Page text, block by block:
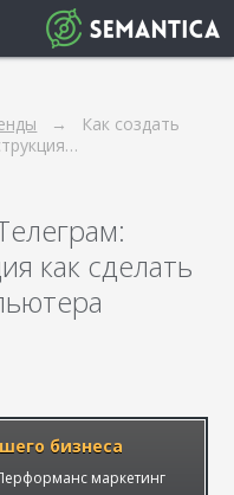
Как создать
как сделать
бизнеса
маркетинг